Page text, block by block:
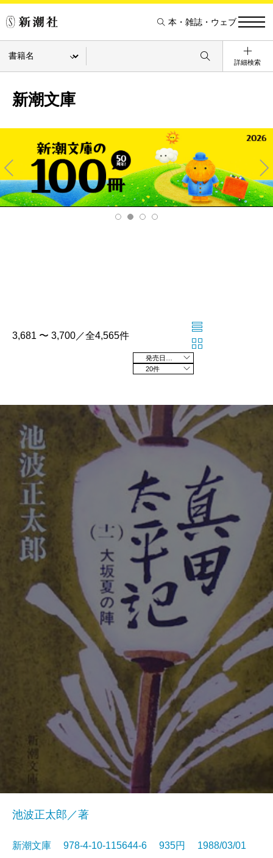
本・雑誌・ウェブ
詳細検索
新潮文庫
Pre
v
Ne
xt
3,681 〜 3,700／全4,565件
20件
池波正太郎／著
新潮文庫 978-4-10-115644-6 935円 1988/03/01